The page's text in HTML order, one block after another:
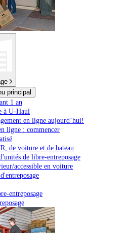
principal
1 an
à U-Haul
en ligne aujourd’hui!
ligne : commencer
de voiture et de bateau
de libre-entreposage
accessible en voiture
entreposage